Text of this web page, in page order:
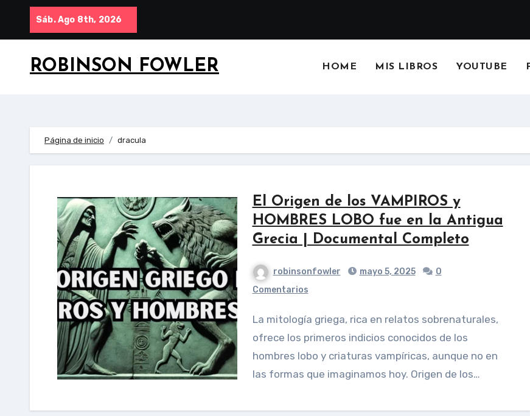
contenido
Sáb. Ago 8th, 2026
ROBINSON FOWLER HOME MIS LIBROS YOUTUBE
Página de inicio dracula
El Origen de los VAMPIROS y
HOMBRES LOBO fue en la Antigua
Grecia | Documental Completo
robinsonfowler mayo 5, 2025
0
Comentarios
La mitología griega, rica en relatos sobrenaturales,
ofrece los primeros indicios conocidos de los
hombres lobo y criaturas vampíricas, aunque no en
las formas que imaginamos hoy. Origen de los…